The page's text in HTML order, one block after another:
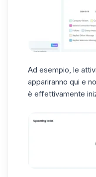
Ad esempio, le
appariranno qui e
è effettivamente